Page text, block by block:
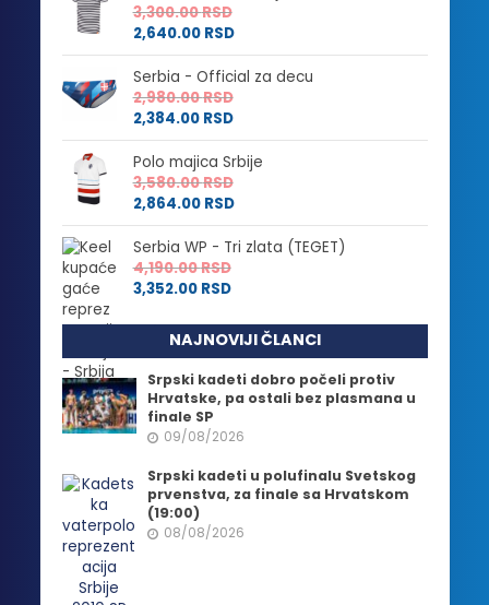
3,300.00RSD
2,640.00 RSD
Serbia - Official za decu
2,980.00RSD
2,384.00 RSD
Polo majica Srbije
3,580.00RSD
2,864.00 RSD
Serbia WP - Tri zlata (TEGET)
4,190.00RSD
3,352.00 RSD
NAJNOVIJI ČLANCI
Srpski kadeti dobro počeli protiv
Hrvatske, pa ostali bez plasmana u
finale SP
09/08/2026
Srpski kadeti u polufinalu Svetskog
prvenstva, za finale sa Hrvatskom
(19:00)
08/08/2026